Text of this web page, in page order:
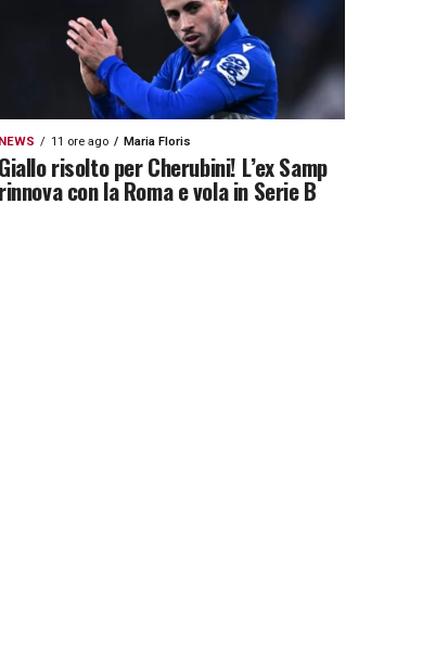
NEWS 11 ore ago Maria Floris
Giallo risolto per Cherubini! L’ex Samp
rinnova con la Roma e vola in Serie B